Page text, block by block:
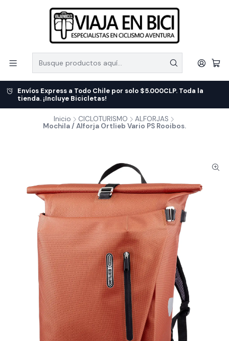
Envíos Express a Todo Chile por solo $5.000CLP. Toda la
tienda. ¡Incluye Bicicletas!
Inicio CICLOTURISMO
ALFORJAS
Mochila / Alforja Ortlieb Vario PS Rooibos.